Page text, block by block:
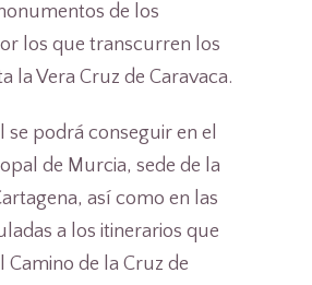
de los
los que transcurren los
la Vera Cruz de Caravaca.
se podrá conseguir en el
de Murcia, sede de la
así como en las
a los itinerarios que
de la Cruz de